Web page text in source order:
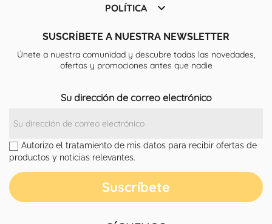
POLÍTICA 
SUSCRÍBETE A NUESTRA NEWSLETTER
Únete a nuestra comunidad y descubre todas las novedades,
ofertas y promociones antes que nadie
Su dirección de correo electrónico
Autorizo el tratamiento de mis datos para recibir ofertas de
productos y noticias relevantes.